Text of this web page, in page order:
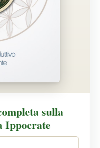
sulla
Ippocrate